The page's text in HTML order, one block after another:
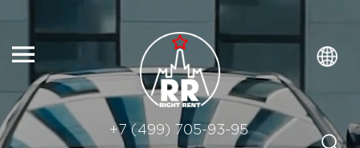
+7 (499) 705-93-95